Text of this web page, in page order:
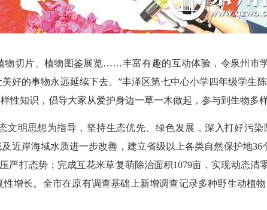
物切片、植物图鉴展览……丰富有趣的互动体验，令泉州市
好的事物永远延续下去。”丰泽区第七中心小学四年级学生
知识，倡导大家从爱护身边一草一木做起，参与到生物多样
明思想为指导，坚持生态优先、绿色发展，深入打好污
近岸海域水质进一步改善，建立省级以上各类自然保护地
严打态势；完成互花米草复萌除治面积1079亩，实现动态清
增长。全市在原有调查基础上新增调查记录多种野生动植